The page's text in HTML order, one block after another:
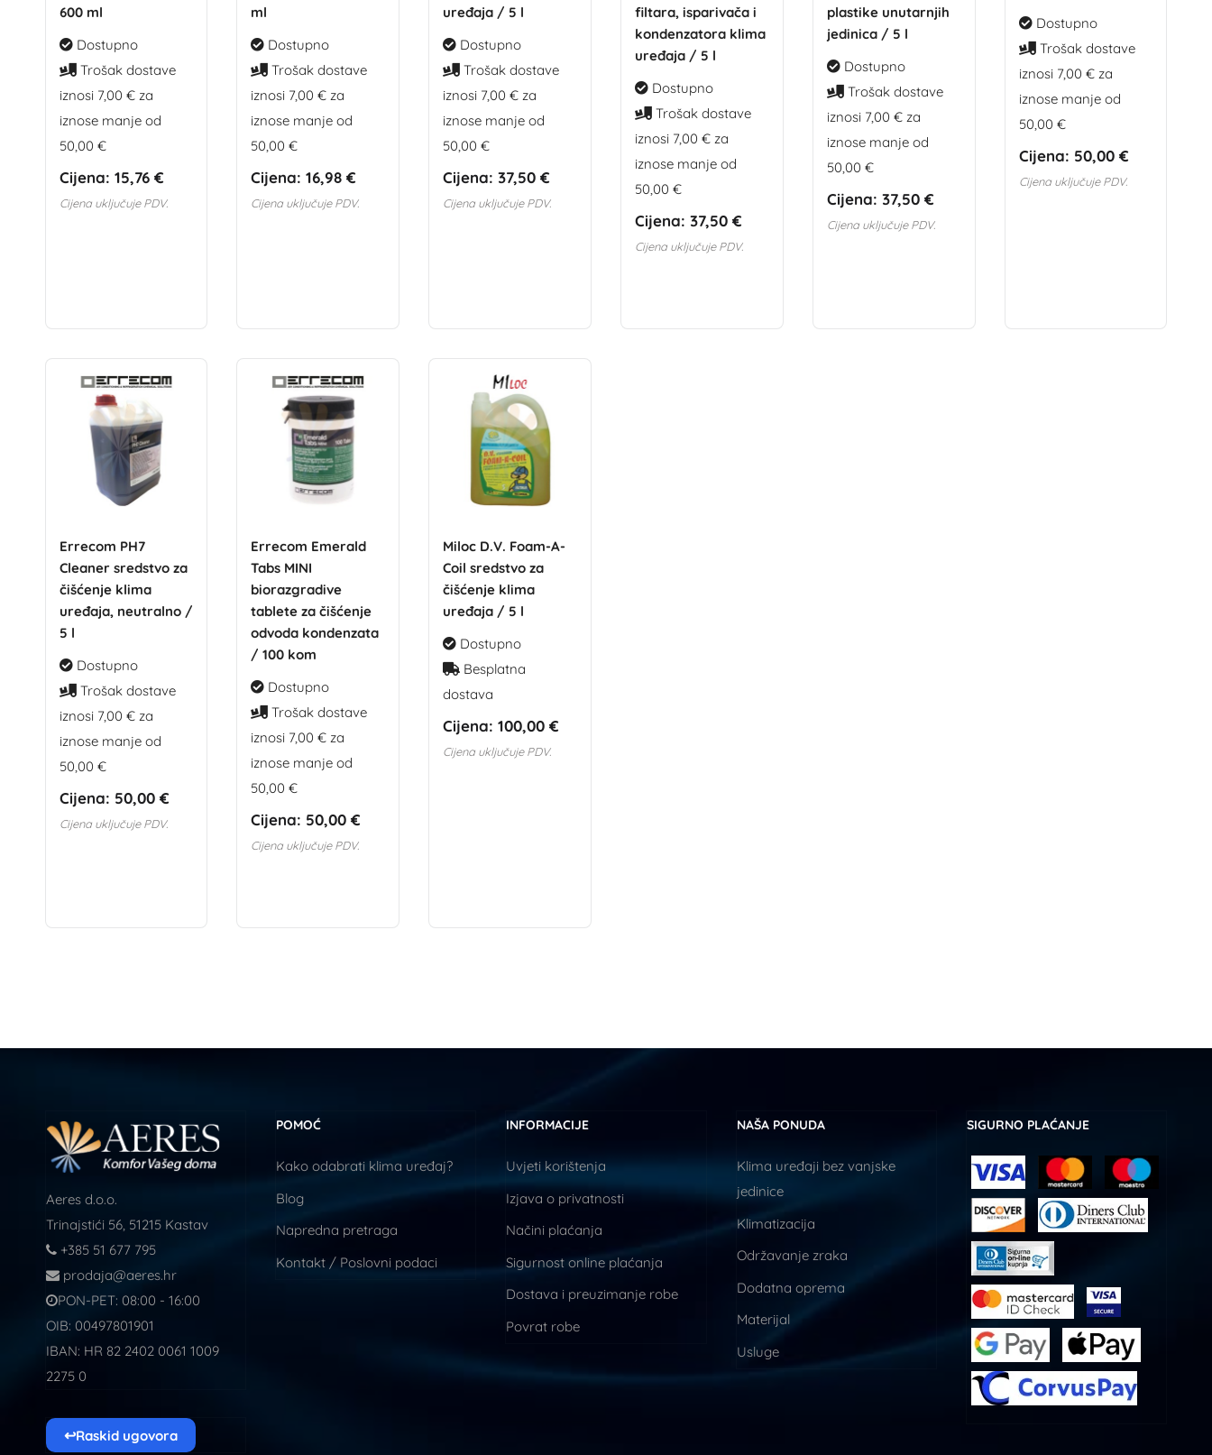
600 ml
Dostupno
Trošak dostave
iznosi 7,00 € za
iznose manje od
50,00 €
Cijena: 15,76 €
Cijena uključuje PDV.
ml
Dostupno
Trošak dostave
iznosi 7,00 € za
iznose manje od
50,00 €
Cijena: 16,98 €
Cijena uključuje PDV.
uređaja / 5 l
Dostupno
Trošak dostave
iznosi 7,00 € za
iznose manje od
50,00 €
Cijena: 37,50 €
Cijena uključuje PDV.
filtara, isparivača i
kondenzatora klima
uređaja / 5 l
Dostupno
Trošak dostave
iznosi 7,00 € za
iznose manje od
50,00 €
Cijena: 37,50 €
Cijena uključuje PDV.
plastike unutarnjih
jedinica / 5 l
Dostupno
Trošak dostave
iznosi 7,00 € za
iznose manje od
50,00 €
Cijena: 37,50 €
Cijena uključuje PDV.
Dostupno
Trošak dostave
iznosi 7,00 € za
iznose manje od
50,00 €
Cijena: 50,00 €
Cijena uključuje PDV.
Errecom PH7
Cleaner sredstvo za
čišćenje klima
uređaja, neutralno /
5 l
Dostupno
Trošak dostave
iznosi 7,00 € za
iznose manje od
50,00 €
Cijena: 50,00 €
Cijena uključuje PDV.
Errecom Emerald
Tabs MINI
biorazgradive
tablete za čišćenje
odvoda kondenzata
/ 100 kom
Dostupno
Trošak dostave
iznosi 7,00 € za
iznose manje od
50,00 €
Cijena: 50,00 €
Cijena uključuje PDV.
Miloc D.V. Foam-A-
Coil sredstvo za
čišćenje klima
uređaja / 5 l
Dostupno
Besplatna
dostava
Cijena: 100,00 €
Cijena uključuje PDV.
Aeres d.o.o.
Trinajstići 56, 51215 Kastav
+385 51 677 795
prodaja@aeres.hr
PON-PET: 08:00 - 16:00
OIB: 00497801901
IBAN: HR 82 2402 0061 1009
2275 0
↩Raskid ugovora
POMOĆ
Kako odabrati klima uređaj?
Blog
Napredna pretraga
Kontakt / Poslovni podaci
INFORMACIJE
Uvjeti korištenja
Izjava o privatnosti
Načini plaćanja
Sigurnost online plaćanja
Dostava i preuzimanje robe
Povrat robe
NAŠA PONUDA
Klima uređaji bez vanjske
jedinice
Klimatizacija
Održavanje zraka
Dodatna oprema
Materijal
Usluge
SIGURNO PLAĆANJE